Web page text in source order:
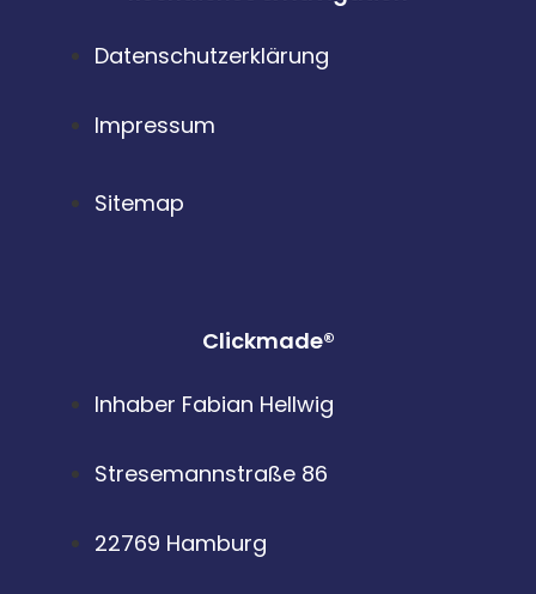
Datenschutzerklärung
Impressum
Sitemap
Clickmade®
Inhaber Fabian Hellwig
Stresemannstraße 86
22769 Hamburg